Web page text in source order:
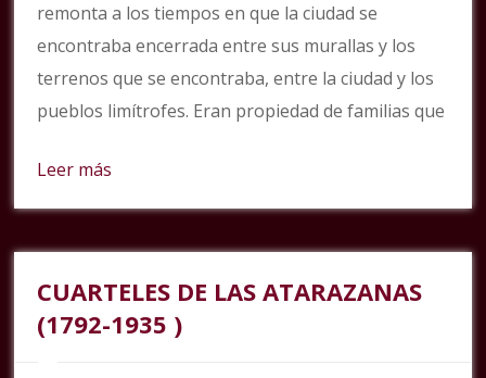
remonta a los tiempos en que la ciudad se
encontraba encerrada entre sus murallas y los
terrenos que se encontraba, entre la ciudad y los
pueblos limítrofes. Eran propiedad de familias que
Leer más
CUARTELES DE LAS ATARAZANAS
(1792-1935 )